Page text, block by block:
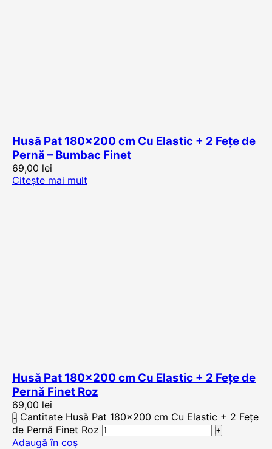
Husă Pat 180×200 cm Cu Elastic + 2 Fețe de
Pernă – Bumbac Finet
69,00 lei
Citește mai mult
Husă Pat 180×200 cm Cu Elastic + 2 Fețe de
Pernă Finet Roz
69,00 lei
Cantitate Husă Pat 180x200 cm Cu Elastic + 2 Fețe
de Pernă Finet Roz
Adaugă în coș